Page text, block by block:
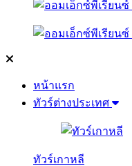
หน้าแรก
ทัวร์ต่างประเทศ
ทัวร์เกาหลี